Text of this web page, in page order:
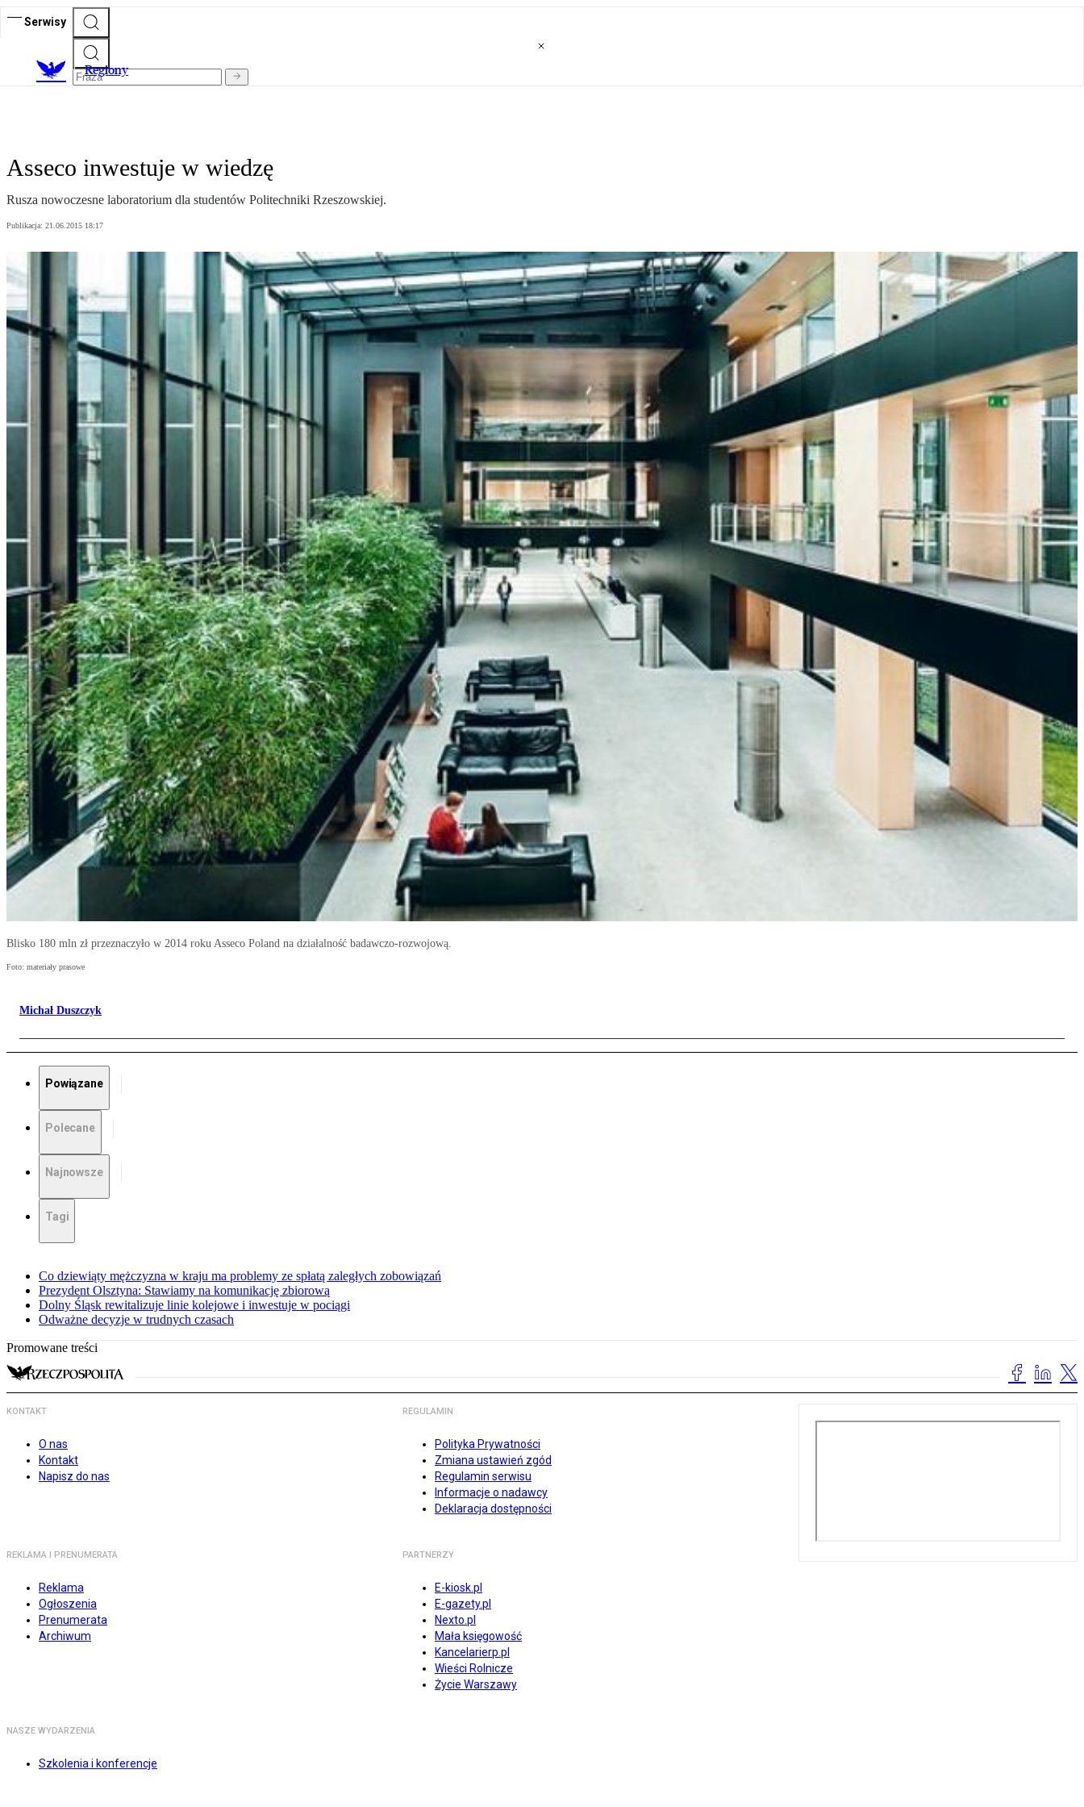
Serwisy
Regiony
Asseco inwestuje w wiedzę
Rusza nowoczesne laboratorium dla studentów Politechniki Rzeszowskiej.
Publikacja: 21.06.2015 18:17
Blisko 180 mln zł przeznaczyło w 2014 roku Asseco Poland na działalność badawczo-rozwojową.
Foto: materiały prasowe
Michał Duszczyk
Powiązane
Polecane
Najnowsze
Tagi
Co dziewiąty mężczyzna w kraju ma problemy ze spłatą zaległych zobowiązań
Prezydent Olsztyna: Stawiamy na komunikację zbiorową
Dolny Śląsk rewitalizuje linie kolejowe i inwestuje w pociągi
Odważne decyzje w trudnych czasach
Promowane treści
KONTAKT
O nas
Kontakt
Napisz do nas
REGULAMIN
Polityka Prywatności
Zmiana ustawień zgód
Regulamin serwisu
Informacje o nadawcy
Deklaracja dostępności
REKLAMA I PRENUMERATA
Reklama
Ogłoszenia
Prenumerata
Archiwum
PARTNERZY
E-kiosk.pl
E-gazety.pl
Nexto.pl
Mała księgowość
Kancelarierp.pl
Wieści Rolnicze
Życie Warszawy
NASZE WYDARZENIA
Szkolenia i konferencje